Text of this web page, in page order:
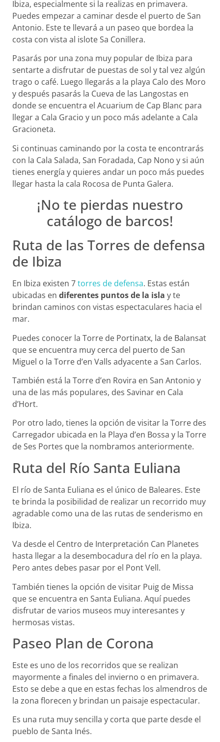
Ibiza, especialmente si la realizas en primavera.
Puedes empezar a caminar desde el puerto de San
Antonio. Este te llevará a un paseo que bordea la
costa con vista al islote Sa Conillera.
Pasarás por una zona muy popular de Ibiza para
sentarte a disfrutar de puestas de sol y tal vez algún
trago o café. Luego llegarás a la playa Calo des Moro
y después pasarás la Cueva de las Langostas en
donde se encuentra el Acuarium de Cap Blanc para
llegar a Cala Gracio y un poco más adelante a Cala
Gracioneta.
Si continuas caminando por la costa te encontrarás
con la Cala Salada, San Foradada, Cap Nono y si aún
tienes energía y quieres andar un poco más puedes
llegar hasta la cala Rocosa de Punta Galera.
¡No te pierdas nuestro
catálogo de barcos!
Ruta de las Torres de defensa
de Ibiza
En Ibiza existen 7torres de defensa. Estas están
ubicadas en diferentes puntos de la isla y te
brindan caminos con vistas espectaculares hacia el
mar.
Puedes conocer la Torre de Portinatx, la de Balansat
que se encuentra muy cerca del puerto de San
Miguel o la Torre d’en Valls adyacente a San Carlos.
También está la Torre d’en Rovira en San Antonio y
una de las más populares, des Savinar en Cala
d’Hort.
Por otro lado, tienes la opción de visitar la Torre des
Carregador ubicada en la Playa d’en Bossa y la Torre
de Ses Portes que la nombramos anteriormente.
Ruta del Río Santa Euliana
El río de Santa Euliana es el único de Baleares. Este
te brinda la posibilidad de realizar un recorrido muy
agradable como una de las rutas de senderismo en
Ibiza.
Va desde el Centro de Interpretación Can Planetes
hasta llegar a la desembocadura del río en la playa.
Pero antes debes pasar por el Pont Vell.
También tienes la opción de visitar Puig de Missa
que se encuentra en Santa Euliana. Aquí puedes
disfrutar de varios museos muy interesantes y
hermosas vistas.
Paseo Plan de Corona
Este es uno de los recorridos que se realizan
mayormente a finales del invierno o en primavera.
Esto se debe a que en estas fechas los almendros de
la zona florecen y brindan un paisaje espectacular.
Es una ruta muy sencilla y corta que parte desde el
pueblo de Santa Inés.